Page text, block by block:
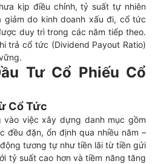
kịp điều chỉnh, tỷ suất tự nhiên
giảm do kinh doanh xấu đi, cổ tức
duy trì trong các năm tiếp theo.
trả cổ tức (Dividend Payout Ratio)
Tư Cổ Phiếu Cổ
Cổ Tức
vào việc xây dựng danh mục gồm
đều đặn, ổn định qua nhiều năm –
tương tự như tiền lãi từ tiền gửi
tỷ suất cao hơn và tiềm năng tăng